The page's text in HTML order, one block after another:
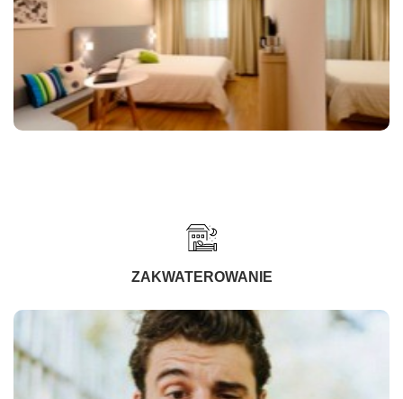
ZAKWATEROWANIE